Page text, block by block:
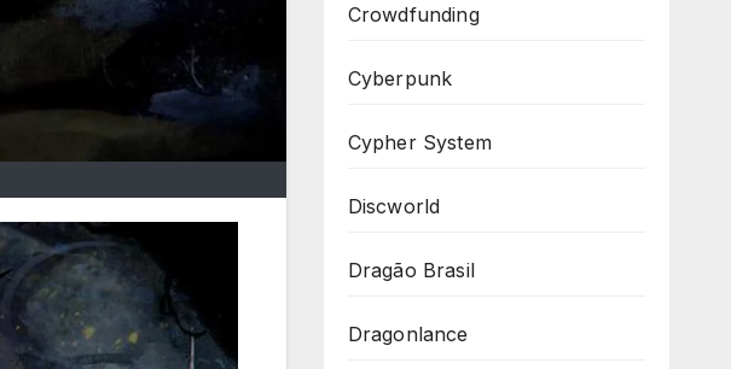
Crowdfunding
Cyberpunk
Cypher System
Discworld
Dragão Brasil
Dragonlance